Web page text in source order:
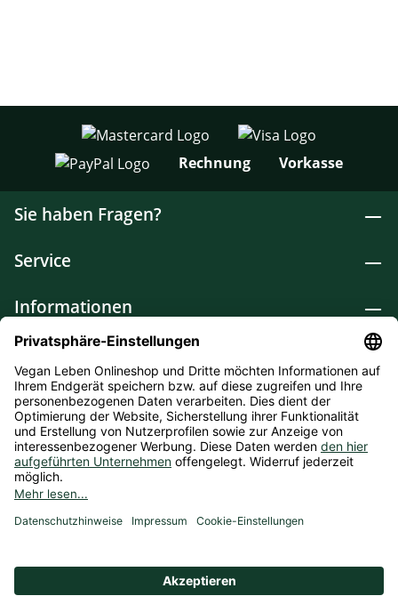
Rechnung Vorkasse
Sie haben Fragen?
Service
Informationen
Lebensmittel
Drogerie
Weitere Kategorien
* Alle Preise inkl. gesetzl. Mehrwertsteuer zzgl.
anders angegeben. Bioprodukte im Bio-Kontrollverfahren bei